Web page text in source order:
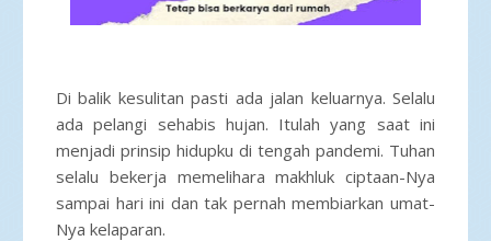
Di balik kesulitan pasti ada jalan keluarnya. Selalu
ada pelangi sehabis hujan. Itulah yang saat ini
menjadi prinsip hidupku di tengah pandemi. Tuhan
selalu bekerja memelihara makhluk ciptaan-Nya
sampai hari ini dan tak pernah membiarkan umat-
Nya kelaparan.